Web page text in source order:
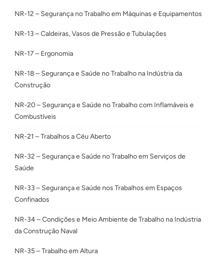
NR-12 – Segurança no Trabalho em Máquinas e Equipamentos
NR-13 – Caldeiras, Vasos de Pressão e Tubulações
NR-17 – Ergonomia
NR-18 – Segurança e Saúde no Trabalho na Indústria da
Construção
NR-20 – Segurança e Saúde no Trabalho com Inflamáveis e
Combustíveis
NR-21 – Trabalhos a Céu Aberto
NR-32 – Segurança e Saúde no Trabalho em Serviços de
Saúde
NR-33 – Segurança e Saúde nos Trabalhos em Espaços
Confinados
NR-34 – Condições e Meio Ambiente de Trabalho na Indústria
da Construção Naval
NR-35 – Trabalho em Altura